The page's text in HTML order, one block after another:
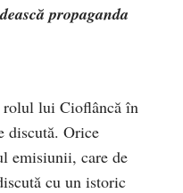
propaganda
rolul lui Cioflâncă în
discută. Orice
emisiunii, care de
cu un istoric